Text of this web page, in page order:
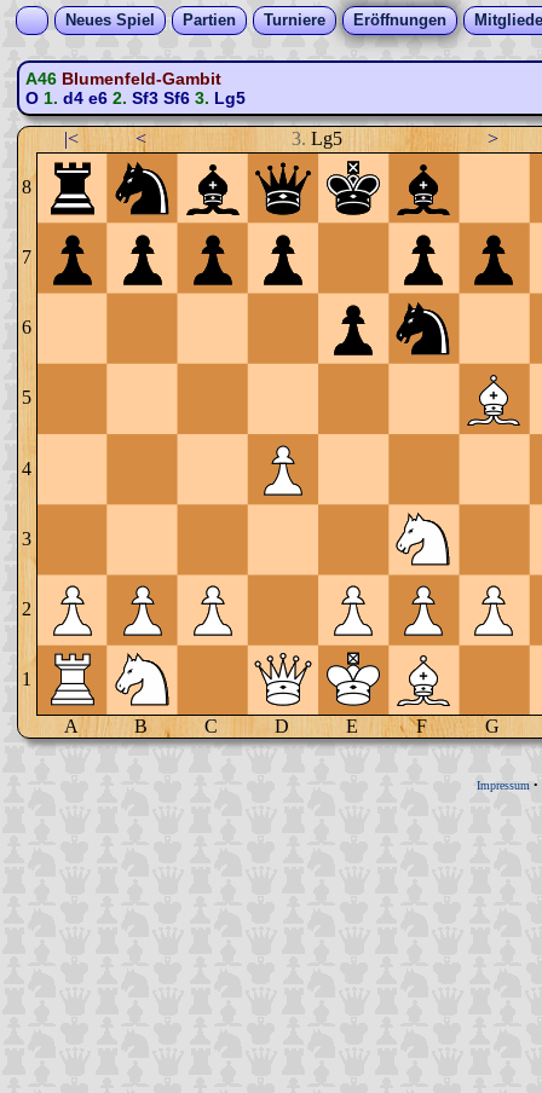
Neues Spiel Partien Turniere Eröffnungen
A46 Blumenfeld-Gambit
O1. d4 e62. Sf3 Sf63. Lg5
|< < 3. Lg5 >
8
7
6
5
4
3
2
1
A B C D E F G
Impressum •